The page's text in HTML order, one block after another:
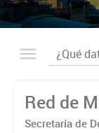
Red de
Secretaría de